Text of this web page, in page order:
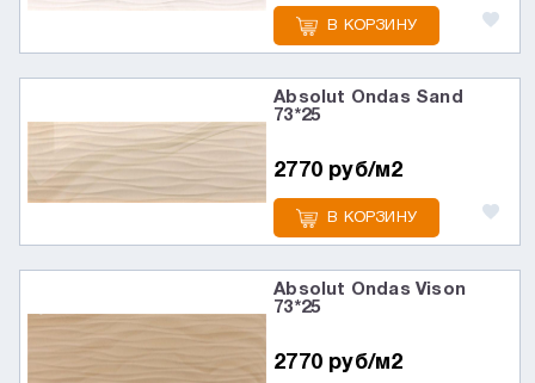
В КОРЗИНУ
Absolut Ondas Sand
73*25
2770 руб/м2
В КОРЗИНУ
Absolut Ondas Vison
73*25
2770 руб/м2